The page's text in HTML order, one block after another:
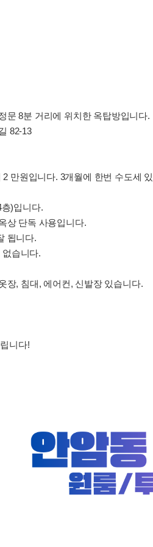
문 8분 거리에 위치한 옥탑방입니다.
82-13
만원입니다. 3개월에 한번 수도세
)입니다.
상 단독 사용입니다.
됩니다.
습니다.
장, 침대, 에어컨, 신발장 있습니다.
니다!